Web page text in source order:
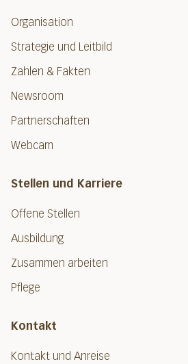
Organisation
Strategie und Leitbild
Zahlen & Fakten
Newsroom
Partnerschaften
Webcam
Stellen und Karriere
Offene Stellen
Ausbildung
Zusammen arbeiten
Pflege
Kontakt
Kontakt und Anreise